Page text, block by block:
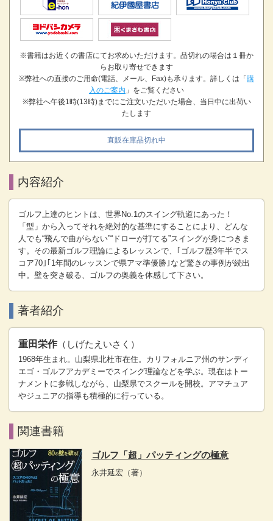
※書籍はお近くの書店にてお求めいただけます。品切れの場合は１冊か
らお取り寄せできます
※弊社への直接のご用命(電話、メール、Fax)も承ります。詳しくは「購
入のご案内 」をご覧ください
※弊社へ午後1時(13時)までにご注文いただいた場合、当日中に出荷い
たします
直販在庫品切れ中
内容紹介
ゴルフ上達のヒントは、世界No.1のスイング軌道にあった！
「型」から入ってそれを絶対的な基準にすることにより、どんな
人でも“飛んで曲がらない”“ドローが打てる”スイングが身につきま
す。その最新ゴルフ理論によるレッスンで、｢ゴルフ歴3年半でス
コア70｣｢1年間のレッスンで県アマ準優勝｣など驚きの事例が続出
中。壁を突き破る、ゴルフの奥義を体感して下さい。
著者紹介
重田栄作 （しげたえいさく）
1968年生まれ。山梨県北杜市在住。カリフォルニア州のサンディ
エゴ・ゴルフアカデミーでスイング理論などを学ぶ。現在はトー
ナメントに参戦しながら、山梨県でスクールを開校。アマチュア
やジュニアの指導も積極的に行っている。
関連書籍
ゴルフ「超」パッティングの極意
永井延宏 （著）